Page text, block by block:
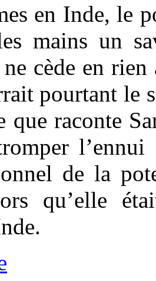
en Inde, le
mains un
cède en
pourtant le
que raconte
de la
qu’elle